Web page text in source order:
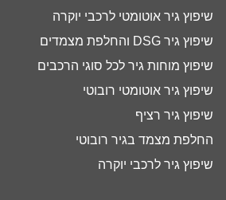
שיפוץ גיר אוטומטי לרכבי יוקרה
שיפוץ גיר DSG והחלפת מצמדים
שיפוץ מוחות גיר לכל סוגי הרכבים
שיפוץ גיר אוטומטי רובוטי
שיפוץ גיר רציף
החלפת מצמד בגיר רובוטי
שיפוץ גיר לרכבי יוקרה